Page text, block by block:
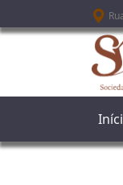
Passar para o